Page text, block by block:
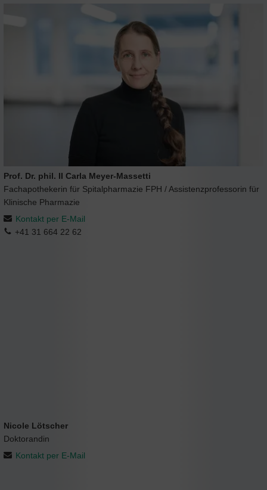
Prof. Dr. phil. II Carla Meyer-Massetti
Fachapothekerin für Spitalpharmazie FPH / Assistenzprofessorin für
Klinische Pharmazie
Kontakt per E-Mail
+41 31 664 22 62
Nicole Lötscher
Doktorandin
Kontakt per E-Mail